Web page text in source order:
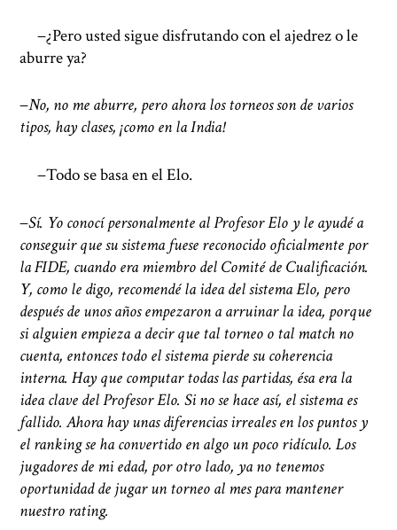
−¿Pero usted sigue disfrutando con el ajedrez o le
aburre ya?
−No, no me aburre, pero ahora los torneos son de varios
tipos, hay clases, ¡como en la India!
−Todo se basa en el Elo.
−Sí. Yo conocí personalmente al Profesor Elo y le ayudé a
conseguir que su sistema fuese reconocido oficialmente por
la FIDE, cuando era miembro del Comité de Cualificación.
Y, como le digo, recomendé la idea del sistema Elo, pero
después de unos años empezaron a arruinar la idea, porque
si alguien empieza a decir que tal torneo o tal match no
cuenta, entonces todo el sistema pierde su coherencia
interna. Hay que computar todas las partidas, ésa era la
idea clave del Profesor Elo. Si no se hace así, el sistema es
fallido. Ahora hay unas diferencias irreales en los puntos y
el ranking se ha convertido en algo un poco ridículo. Los
jugadores de mi edad, por otro lado, ya no tenemos
oportunidad de jugar un torneo al mes para mantener
nuestro rating.